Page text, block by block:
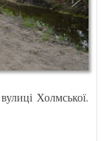
Холмської.